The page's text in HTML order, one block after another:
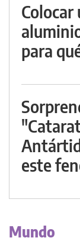
para
este
Mundo